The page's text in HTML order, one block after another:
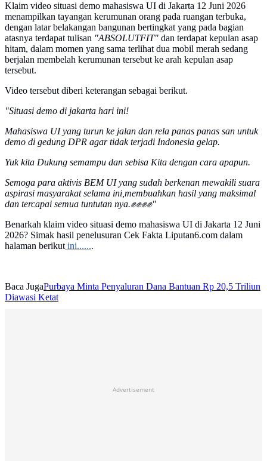
Klaim video situasi demo mahasiswa UI di Jakarta 12 Juni 2026
menampilkan tayangan kerumunan orang pada ruangan terbuka,
dengan latar belakangan bangunan bertingkat yang pada bagian
atasnya terdapat tulisan "ABSOLUTFIT" dan terdapat kepulan asap
hitam, dalam momen yang sama terlihat dua mobil merah sedang
berjalan membelah kerumunan tersebut ke arah kepulan asap
tersebut.
Video tersebut diberi keterangan sebagai berikut.
"Situasi demo di jakarta hari ini!
Mahasiswa UI yang turun ke jalan dan rela panas panas san untuk
demo di gedung DPR agar tidak terjadi Indonesia gelap.
Yuk kita Dukung semampu dan sebisa Kita dengan cara apapun.
Semoga para aktivis BEM UI yang sudah berkenan mewakili suara
aspirasi masyarakat selama ini,membuahkan hasil yang maksimal
dan tercapai semua tuntutan nya.✊✊✊✊"
Benarkah klaim video situasi demo mahasiswa UI di Jakarta 12 Juni
2026? Simak hasil penelusuran Cek Fakta Liputan6.com dalam
halaman berikut ini.......
Baca JugaPurbaya Minta Penyaluran Dana Bantuan Rp 20,5 Triliun
Diawasi Ketat
Advertisement